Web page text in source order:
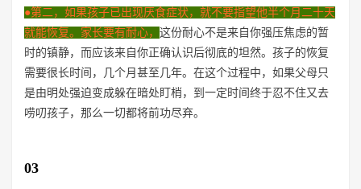
●第二，如果孩子已出现厌食症状，就不要指望他半个月二十天
就能恢复。家长要有耐心， 这份耐心不是来自你强压焦虑的暂
时的镇静，而应该来自你正确认识后彻底的坦然。孩子的恢复
需要很长时间，几个月甚至几年。在这个过程中，如果父母只
是由明处强迫变成躲在暗处盯梢，到一定时间终于忍不住又去
唠叨孩子，那么一切都将前功尽弃。
03